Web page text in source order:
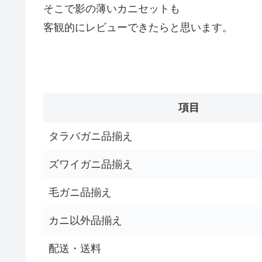
そこで影の薄いカニセットも
客観的にレビューできたらと思います。
項目
タラバガニ品揃え
ズワイガニ品揃え
毛ガニ品揃え
カニ以外品揃え
配送・送料